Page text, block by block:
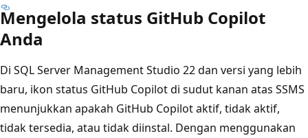
Mengelola status GitHub Copilot
Anda
Di SQL Server Management Studio 22 dan versi yang lebih
baru, ikon status GitHub Copilot di sudut kanan atas SSMS
menunjukkan apakah GitHub Copilot aktif, tidak aktif,
tidak tersedia, atau tidak diinstal. Dengan menggunakan